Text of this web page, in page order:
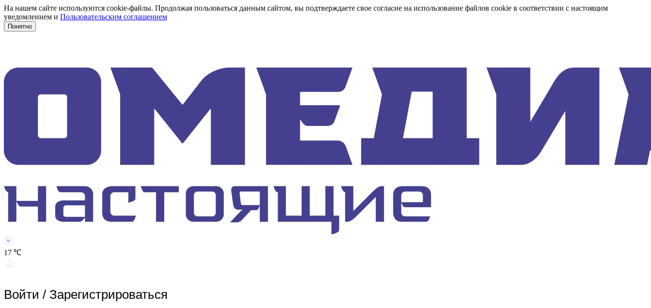
На нашем сайте используются cookie-файлы. Продолжая пользоваться данным сайтом, вы подтверждаете свое согласие на использование файлов cookie в соответствии с настоящим
уведомлением и Пользовательским соглашением
Понятно
17 ℃
Войти / Зарегистрироваться